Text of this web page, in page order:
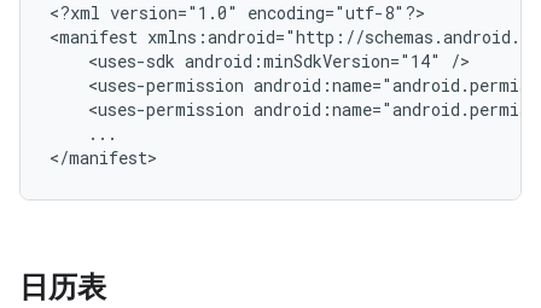
<?xml version="1.0"
encoding="utf-8"?>
<manifest
<uses-sdk android:minSdkVersion="14"
<uses-permission
<uses-permission
...
</manifest>
日历表